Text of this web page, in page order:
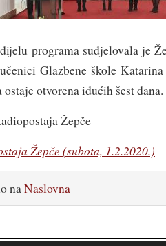
programa sudjelovala je
Glazbene škole
otvorena idućih šest dana.
Žepče
Žepče (subota, 1.2.2020.)
naNaslovna